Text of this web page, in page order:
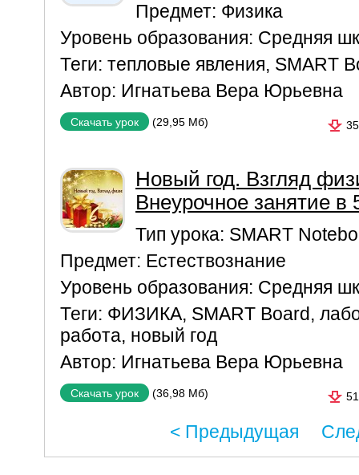
Предмет: Физика
Уровень образования: Средняя
Теги: тепловые явления, SMART
Автор: Игнатьева Вера Юрьевна
Скачать урок (29,95 Мб) 35
Новый год. Взгляд
Внеурочное занятие в
Тип урока: SMART
Предмет: Естествознание
Уровень образования: Средняя
Теги: ФИЗИКА, SMART Board,
работа, новый год
Автор: Игнатьева Вера Юрьевна
Скачать урок (36,98 Мб) 51
< Предыдущая